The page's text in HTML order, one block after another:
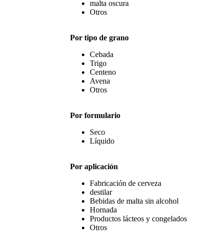
malta oscura
Otros
Por tipo de grano
Cebada
Trigo
Centeno
Avena
Otros
Por formulario
Seco
Líquido
Por aplicación
Fabricación de cerveza
destilar
Bebidas de malta sin alcohol
Hornada
Productos lácteos y congelados
Otros